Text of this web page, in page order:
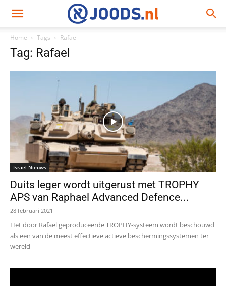
Home Tags Rafael
Tag: Rafael
Israël Nieuws
Duits leger wordt uitgerust met TROPHY
APS van Raphael Advanced Defence...
28 februari 2021
Het door Rafael geproduceerde TROPHY-systeem wordt beschouwd
als een van de meest effectieve actieve beschermingssystemen ter
wereld